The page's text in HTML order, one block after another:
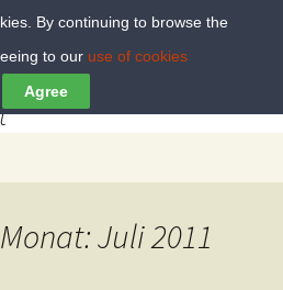
Juli 2011
By continuing to browse the
to our use of cookies
Agree